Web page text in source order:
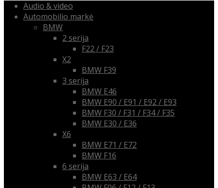
Audio & video
Automobilio markė
BMW
2 serija
F22 / F23
X2
BMW F39
3 serija
BMW E46
BMW E90 / E91 / E92 / E93
BMW F30 / F31 / F34 / F35
BMW E30 / E36
X6
BMW E71 / E72
BMW F16
6 serija
BMW E63 / E64